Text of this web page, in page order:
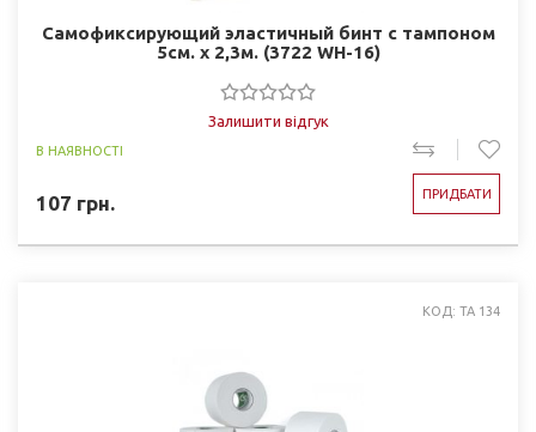
Самофиксирующий эластичный бинт с тампоном
5см. х 2,3м. (3722 WH-16)
Залишити відгук
В НАЯВНОСТІ
107 грн. ПРИДБАТИ
КОД: TA 134